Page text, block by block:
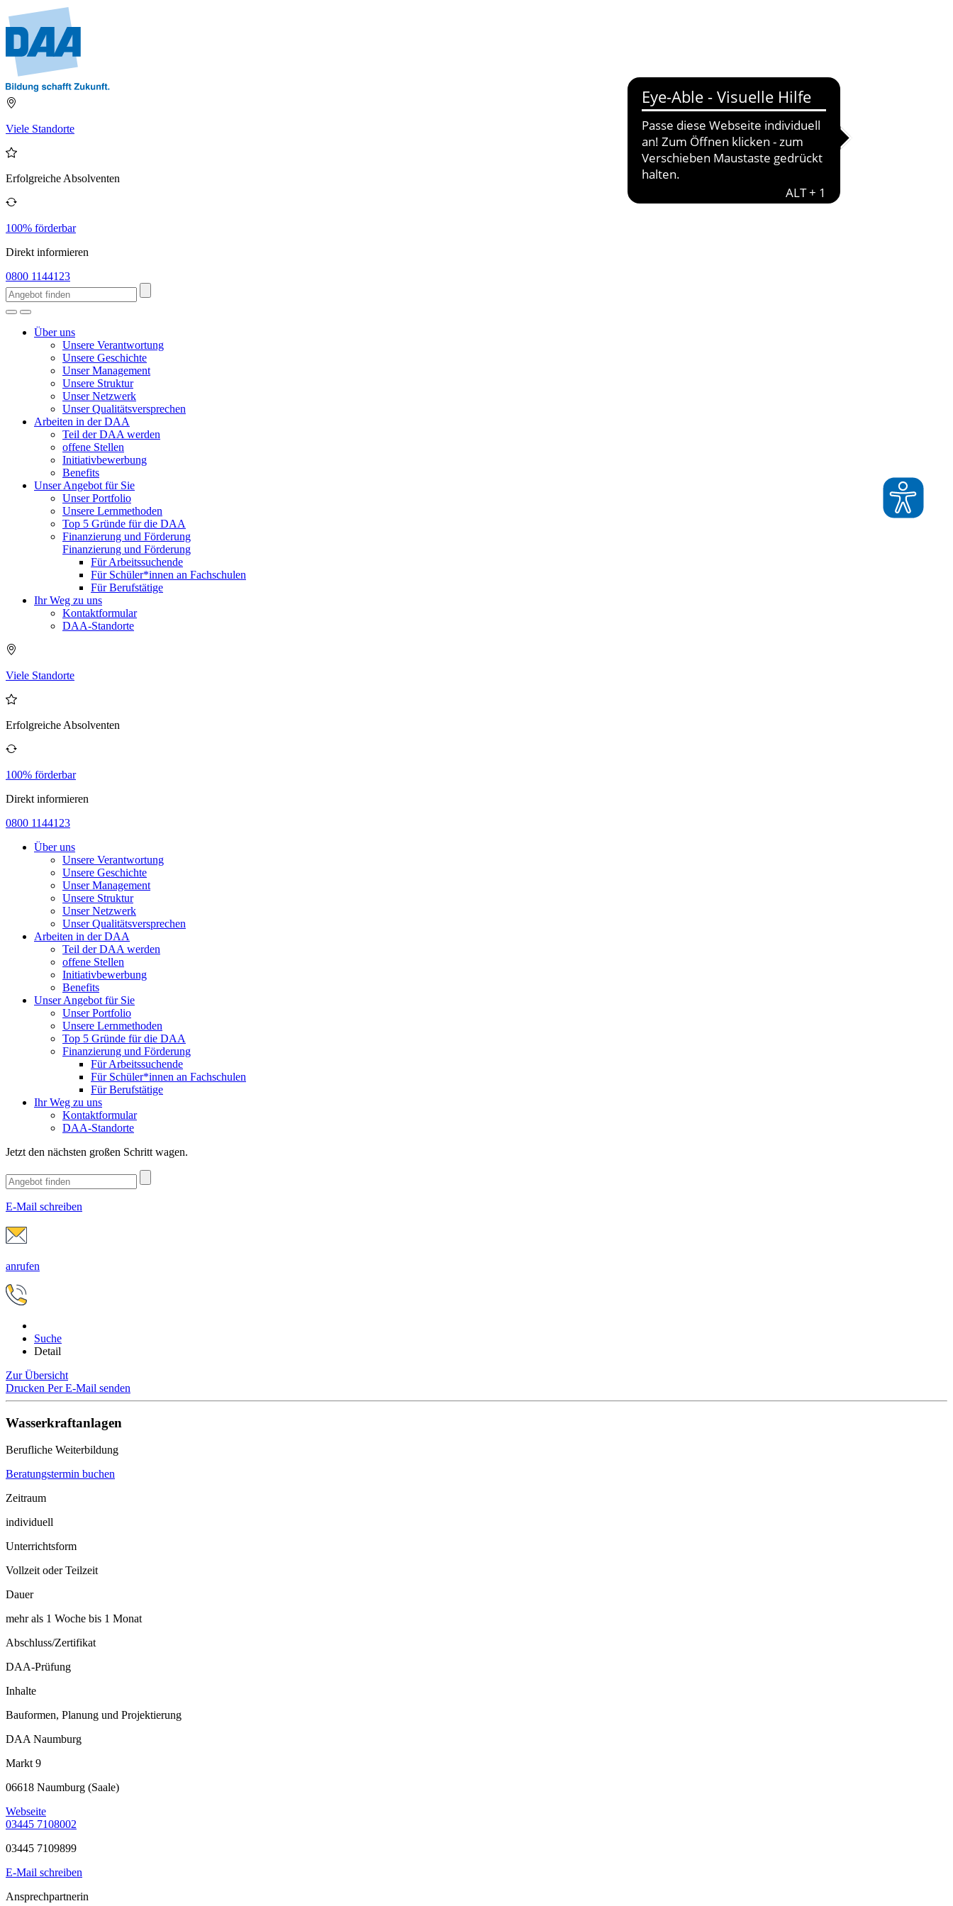
Viele Standorte
Erfolgreiche Absolventen
100% förderbar
Direkt informieren
0800 1144123
Über uns
Unsere Verantwortung
Unsere Geschichte
Unser Management
Unsere Struktur
Unser Netzwerk
Unser Qualitätsversprechen
Arbeiten in der DAA
Teil der DAA werden
offene Stellen
Initiativbewerbung
Benefits
Unser Angebot für Sie
Unser Portfolio
Unsere Lernmethoden
Top 5 Gründe für die DAA
Finanzierung und Förderung
Finanzierung und Förderung
Für Arbeitssuchende
Für Schüler*innen an Fachschulen
Für Berufstätige
Ihr Weg zu uns
Kontaktformular
DAA-Standorte
Viele Standorte
Erfolgreiche Absolventen
100% förderbar
Direkt informieren
0800 1144123
Über uns
Unsere Verantwortung
Unsere Geschichte
Unser Management
Unsere Struktur
Unser Netzwerk
Unser Qualitätsversprechen
Arbeiten in der DAA
Teil der DAA werden
offene Stellen
Initiativbewerbung
Benefits
Unser Angebot für Sie
Unser Portfolio
Unsere Lernmethoden
Top 5 Gründe für die DAA
Finanzierung und Förderung
Für Arbeitssuchende
Für Schüler*innen an Fachschulen
Für Berufstätige
Ihr Weg zu uns
Kontaktformular
DAA-Standorte
Jetzt den nächsten großen Schritt wagen.
E-Mail schreiben
anrufen
Suche
Detail
Zur Übersicht
Drucken Per E-Mail senden
Wasserkraftanlagen
Berufliche Weiterbildung
Beratungstermin buchen
Zeitraum
individuell
Unterrichtsform
Vollzeit oder Teilzeit
Dauer
mehr als 1 Woche bis 1 Monat
Abschluss/Zertifikat
DAA-Prüfung
Inhalte
Bauformen, Planung und Projektierung
DAA Naumburg
Markt 9
06618 Naumburg (Saale)
Webseite
03445 7108002
03445 7109899
E-Mail schreiben
Ansprechpartnerin